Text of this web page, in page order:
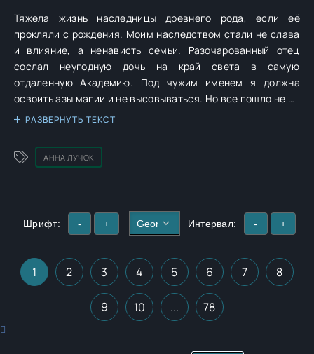
Тяжела жизнь наследницы древнего рода, если её
прокляли с рождения. Моим наследством стали не слава
и влияние, а ненависть семьи. Разочарованный отец
сослал неугодную дочь на край света в самую
отдаленную Академию. Под чужим именем я должна
освоить азы магии и не высовываться. Но все пошло не по
плану. Один из студентов, сын маркиза, решил, что мы
ходит за мной по пятам и вот-вот узнает мою страшную
тайну. Как скрыть свое проклятие и рождение под
так долго издевался надо мной? Главы выходят каждый
вторник, четверг и воскресенье.
РАЗВЕРНУТЬ ТЕКСТ
АННА ЛУЧОК
Шрифт: - + Интервал: - +
1 2 3 4 5 6 7 8
9 10 ... 78